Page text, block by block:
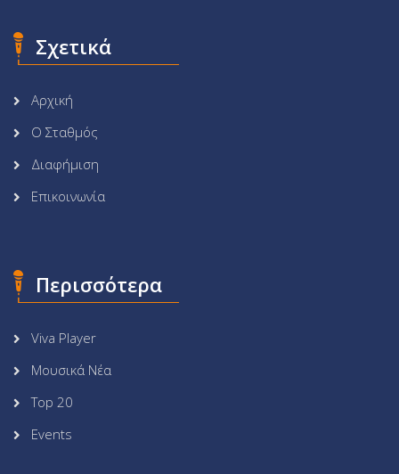
Σχετικά
Αρχική
Ο Σταθμός
Διαφήμιση
Επικοινωνία
Περισσότερα
Viva Player
Μουσικά Νέα
Top 20
Events